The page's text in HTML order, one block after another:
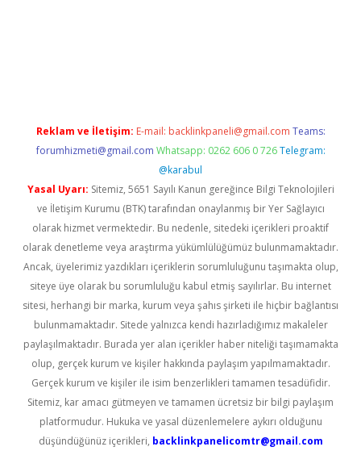
Reklam ve İletişim: E-mail: backlinkpaneli@gmail.com Teams:
forumhizmeti@gmail.com Whatsapp: 0262 606 0 726 Telegram:
@karabul
Yasal Uyarı: Sitemiz, 5651 Sayılı Kanun gereğince Bilgi Teknolojileri
ve İletişim Kurumu (BTK) tarafından onaylanmış bir Yer Sağlayıcı
olarak hizmet vermektedir. Bu nedenle, sitedeki içerikleri proaktif
olarak denetleme veya araştırma yükümlülüğümüz bulunmamaktadır.
Ancak, üyelerimiz yazdıkları içeriklerin sorumluluğunu taşımakta olup,
siteye üye olarak bu sorumluluğu kabul etmiş sayılırlar. Bu internet
sitesi, herhangi bir marka, kurum veya şahıs şirketi ile hiçbir bağlantısı
bulunmamaktadır. Sitede yalnızca kendi hazırladığımız makaleler
paylaşılmaktadır. Burada yer alan içerikler haber niteliği taşımamakta
olup, gerçek kurum ve kişiler hakkında paylaşım yapılmamaktadır.
Gerçek kurum ve kişiler ile isim benzerlikleri tamamen tesadüfidir.
Sitemiz, kar amacı gütmeyen ve tamamen ücretsiz bir bilgi paylaşım
platformudur. Hukuka ve yasal düzenlemelere aykırı olduğunu
düşündüğünüz içerikleri, backlinkpanelicomtr@gmail.com